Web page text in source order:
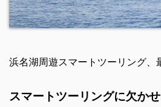
浜名湖周遊スマートツーリング、
スマートツーリングに欠か